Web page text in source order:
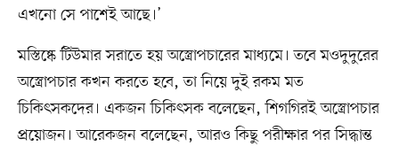
এখনো সে পাশেই আছে।’
মস্তিষ্কে টিউমার সরাতে হয় অস্ত্রোপচারের মাধ্যমে। তবে মওদুদুরের
অস্ত্রোপচার কখন করতে হবে, তা নিয়ে দুই রকম মত
চিকিৎসকদের। একজন চিকিৎসক বলেছেন, শিগগিরই অস্ত্রোপচার
প্রয়োজন। আরেকজন বলেছেন, আরও কিছু পরীক্ষার পর সিদ্ধান্ত